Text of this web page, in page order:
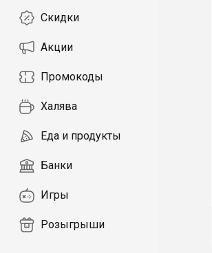
Скидки
Акции
Промокоды
Халява
Еда и продукты
Банки
Игры
Розыгрыши